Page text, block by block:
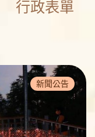
行政表單
新聞公告